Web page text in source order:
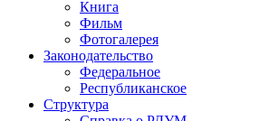
Книга
Фильм
Фотогалерея
Законодательство
Федеральное
Республиканское
Структура